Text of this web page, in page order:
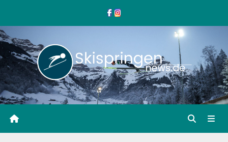
springen